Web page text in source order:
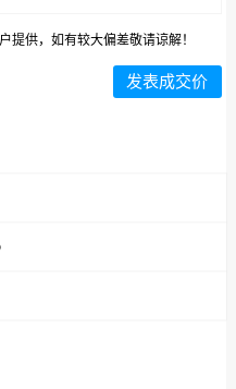
提供，如有较大偏差敬请谅解！
发表成交价